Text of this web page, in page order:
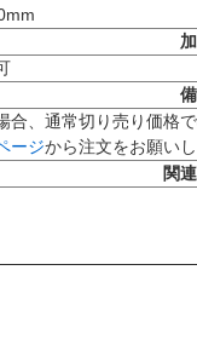
合、通常切り売り価格
ージから注文をお願いし
関